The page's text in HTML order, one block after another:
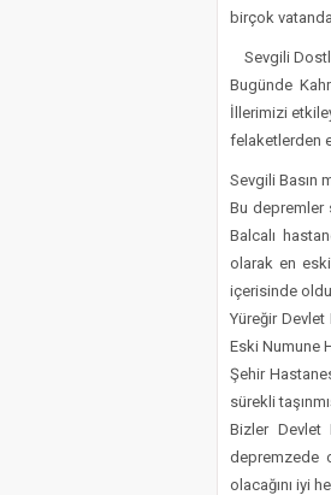
birçok
Sevgili
​Bugünde
İllerimizi
felaketlerden
​Sevgili Basın
​Bu depremler
Balcalı
olarak en
içerisinde
​Yüreğir
Eski Numune
Şehir
sürekli
Bizler Devlet
depremzede
olacağını iyi